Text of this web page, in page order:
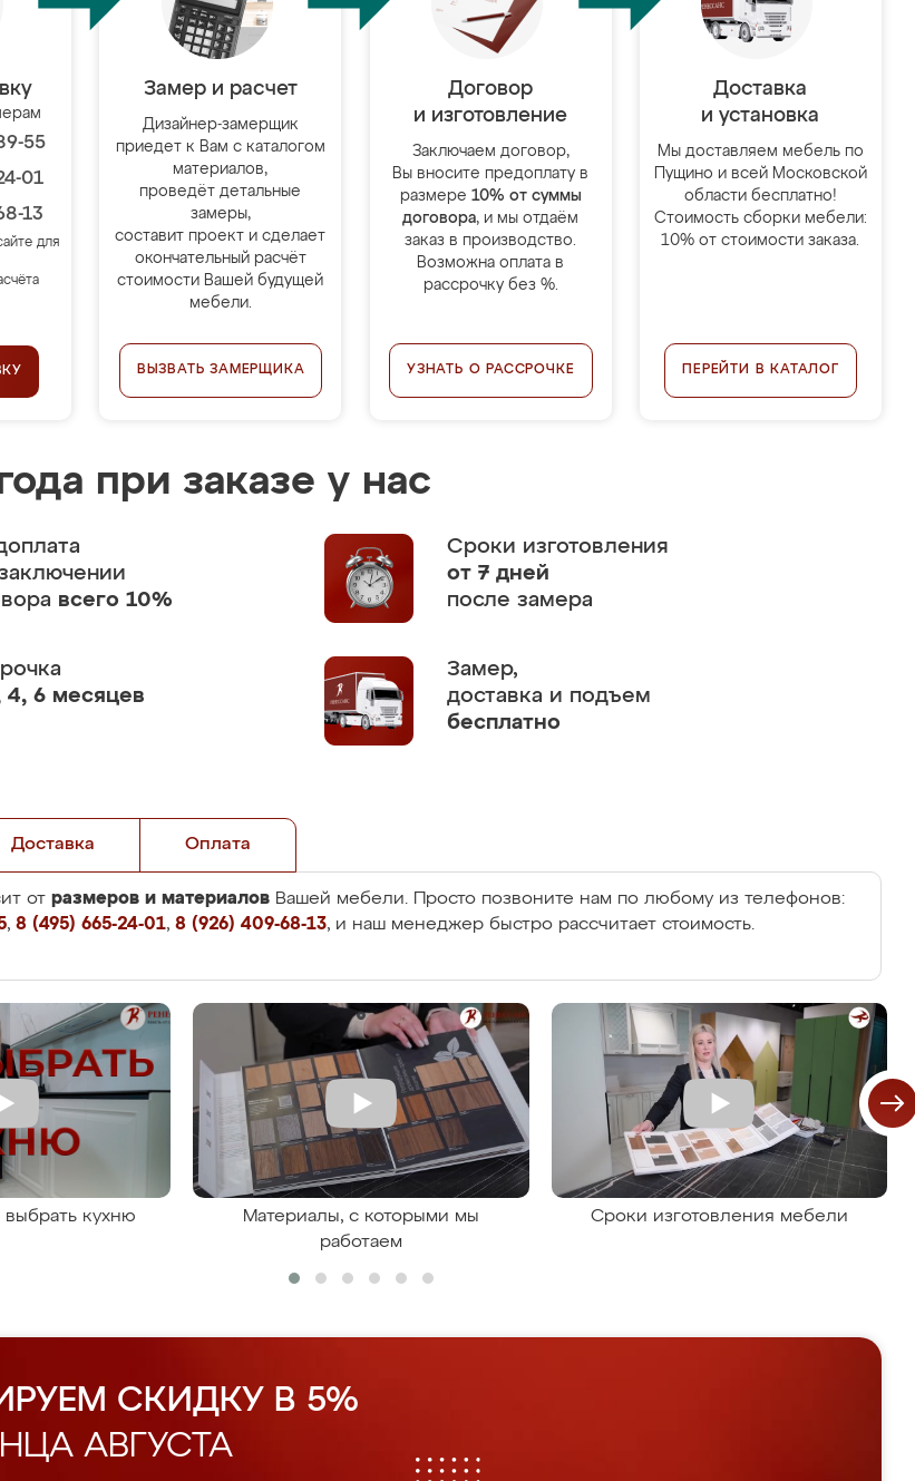
55
01
13
для
Замер и расчет
Дизайнер-замерщик
приедет к Вам с каталогом
материалов,
проведёт детальные
замеры,
составит проект и сделает
окончательный расчёт
стоимости Вашей будущей
мебели.
ВЫЗВАТЬ ЗАМЕРЩИКА
Договор
и изготовление
Заключаем договор,
Вы вносите предоплату в
размере 10% от суммы
договора, и мы отдаём
заказ в производство.
Возможна оплата в
рассрочку без %.
УЗНАТЬ О РАССРОЧКЕ
Доставка
и установка
Мы доставляем мебель по
Пущино и всей Московской
области бесплатно!
Стоимость сборки мебели:
10% от стоимости заказа.
ПЕРЕЙТИ В КАТАЛОГ
при заказе у нас
всего 10%
Сроки изготовления
от 7 дней
после замера
4, 6 месяцев
Замер,
доставка и подъем
бесплатно
Доставка Оплата
от размеров и материалов Вашей мебели. Просто позвоните нам по любому из телефонов:
, 8 (495) 665-24-01, 8 (926) 409-68-13, и наш менеджер быстро рассчитает стоимость.
выбрать кухню
Материалы, с которыми мы
работаем
Сроки изготовления мебели
СКИДКУ В 5%
АВГУСТА